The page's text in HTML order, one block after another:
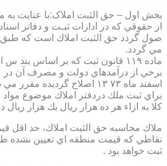
از حقوقي كه در ادارات ثبـت و دفاتر
مي گردد.
ماده ۱۱۹ قانون ثبت كه بر اساس
اسفند ماه ۷۳ ۱۳ اصلاح گرديده مقرر مي دارد:
كلا به ازاء هر ده هزار ريال يك هزار
ملاك محاسبه حق الثبت املاك، حد اقل
نقاطي كه قيمت منطقه اي تعيين نشده
ثبت خواهد بود .